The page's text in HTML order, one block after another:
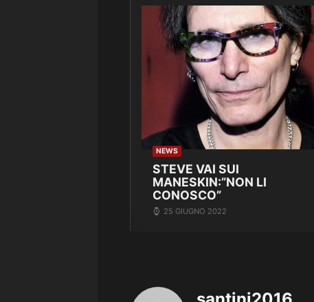
NEWS
STEVE VAI SUI
MANESKIN:”NON LI
CONOSCO”
25 GIUGNO 2022